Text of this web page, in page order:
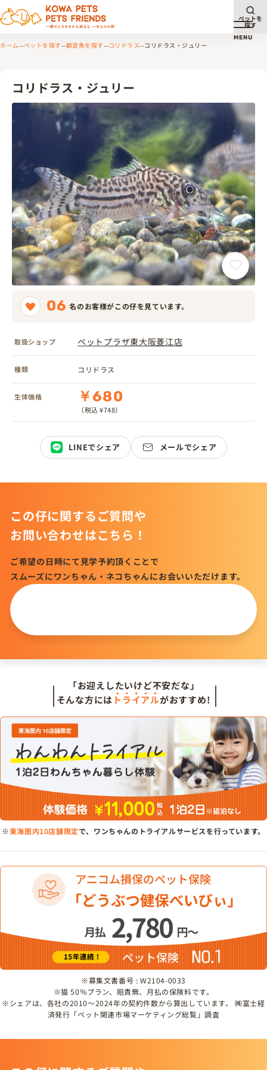
メニ
MENU
ペットを
探す
ホーム ペットを探す 観賞魚を探す コリドラス コリドラス・ジュリー
コリドラス・ジュリー
06 名のお客様がこの仔を見ています。
取扱ショップ ペットプラザ東大阪菱江店
種類 コリドラス
生体価格 ￥680
（税込 ¥748）
LINEでシェア メールでシェア
この仔に関するご質問や
お問い合わせはこちら！
ご希望の日時にて見学予約頂くことで
スムーズにワンちゃん・ネコちゃんにお会いいただけます。
「お迎えしたいけど不安だな」
そんな方には トライアルがおすすめ!
※東海圏内10店舗限定で、ワンちゃんのトライアルサービスを行っています。
※募集文書番号 : W2104-0033
※猫 50％プラン、賠責無、月払の保険料です。
※シェアは、各社の2010～2024年の契約件数から算出しています。 ㈱富士経
済発行「ペット関連市場マーケティング総覧」調査